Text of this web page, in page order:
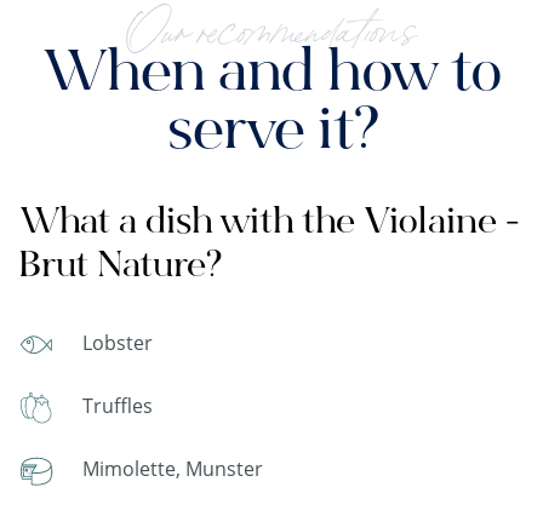
Our recommendations
When and how to
serve it?
What a dish with the Violaine -
Brut Nature?
Lobster
Truffles
Mimolette, Munster